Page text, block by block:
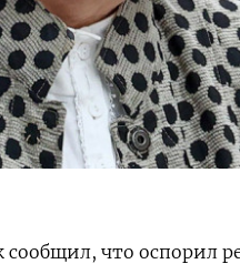
сообщил, что оспорил